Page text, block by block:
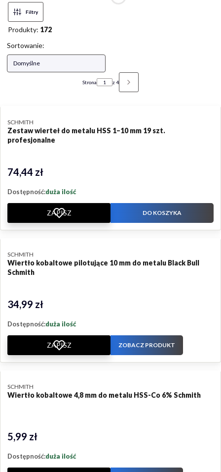
Filtry
Produkty: 172
Lista produktów
Sortowanie:
Domyślne
Strona z 4 NASTĘPNE PRODUKTY
Zestaw wierteł do metalu HSS 1–10 mm 19 szt.
profesjonalne
PRODUCENT
SCHMITH
Cena
74,44 zł
Dostępność:duża ilość
ZAPISZ DO KOSZYKA
Wiertło kobaltowe pilotujące 10 mm do metalu Black Bull
Schmith
PRODUCENT
SCHMITH
Cena
34,99 zł
Dostępność:duża ilość
ZAPISZ ZOBACZ PRODUKT
Wiertło kobaltowe 4,8 mm do metalu HSS-Co 6% Schmith
PRODUCENT
SCHMITH
Cena
5,99 zł
Dostępność:duża ilość